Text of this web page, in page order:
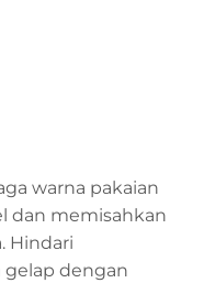
warna pakaian
dan memisahkan
Hindari
dengan